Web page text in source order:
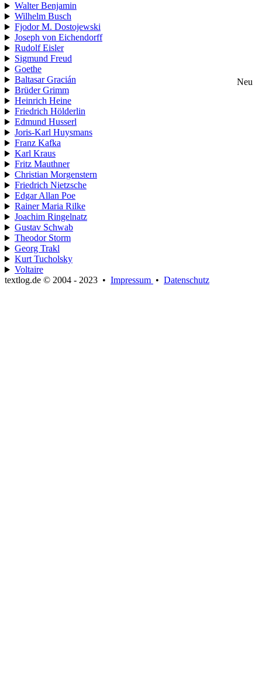
Walter Benjamin
Wilhelm Busch
Fjodor M. Dostojewski
Joseph von Eichendorff
Rudolf Eisler
Sigmund Freud
Goethe
Baltasar Gracián
Neu
Brüder Grimm
Heinrich Heine
Friedrich Hölderlin
Edmund Husserl
Joris-Karl Huysmans
Franz Kafka
Karl Kraus
Fritz Mauthner
Christian Morgenstern
Friedrich Nietzsche
Edgar Allan Poe
Rainer Maria Rilke
Joachim Ringelnatz
Gustav Schwab
Theodor Storm
Georg Trakl
Kurt Tucholsky
Voltaire
textlog.de © 2004 - 2023 • Impressum • Datenschutz